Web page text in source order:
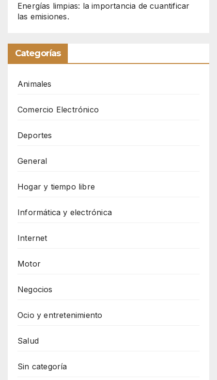
Energías limpias: la importancia de cuantificar
las emisiones.
Categorías
Animales
Comercio Electrónico
Deportes
General
Hogar y tiempo libre
Informática y electrónica
Internet
Motor
Negocios
Ocio y entretenimiento
Salud
Sin categoría